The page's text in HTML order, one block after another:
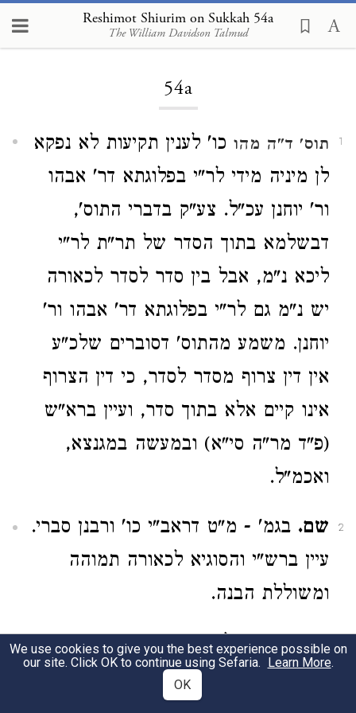
Reshimot Shiurim on Sukkah 54a
The William Davidson Talmud
Loading...
54a
1 תוס' ד"ה מהו כו' לענין תקיעות לא נפקא
לן מיניה מידי לר"י בפלוגתא דר' אבהו
ור' יוחנן עכ"ל. צע"ק בדברי התוס',
דבשלמא בתוך הסדר של תר"ת לר"י
ליכא נ"מ, אבל בין סדר לסדר לכאורה
יש נ"מ גם לר"י בפלוגתא דר' אבהו ור'
יוחנן. משמע מהתוס' דסוברים שלכ"ע
אין דין צרוף מסדר לסדר, כי דין הצרוף
אינו קיים אלא בתוך סדר, ועיין ברא"ש
(פ"ד מר"ה סי"א) ובמעשה במגנצא,
ואכמ"ל.
2 שם. בגמ' - מ"ט דראב"י כו' ורבנן סברי.
עיין ברש"י והסוגיא לכאורה תמוהה
ומשוללת הבנה.
3 ובביאוריש לעיין במצוות נסוך המים
וערבה בחג - האם שתי מצוות מיוחדות
We use cookies to give you the best experience possible on
our site. Click OK to continue using Sefaria. Learn More.
OK